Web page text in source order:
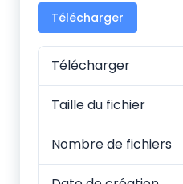
Télécharger
Télécharger
Taille du fichier
Nombre de fichiers